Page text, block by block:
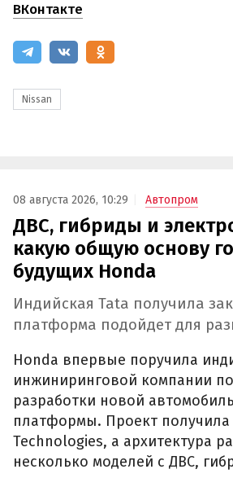
ВКонтакте
Nissan
08 августа 2026, 10:29 Автопром
ДВС, гибриды и
какую общую основу
будущих Honda
Индийская Tata получила
платформа подойдет для
Honda впервые поручила
инжиниринговой компании
разработки новой
платформы. Проект получила
Technologies, а архитектура
несколько моделей с ДВС,